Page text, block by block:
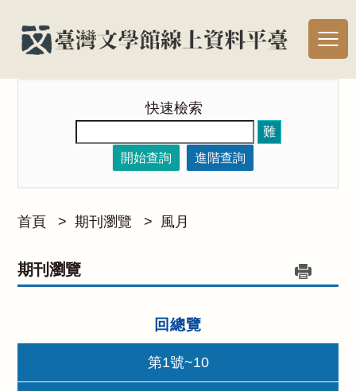
快速檢索
難
開始查詢
進階查詢
首頁 > 期刊瀏覽 > 風月
期刊瀏覽
回總覽
第1號~10